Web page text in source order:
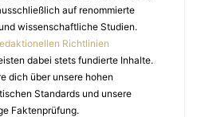
auf renommierte
wissenschaftliche Studien.
Richtlinien
dabei stets fundierte Inhalte.
dich über unsere hohen
Standards und unsere
Faktenprüfung.